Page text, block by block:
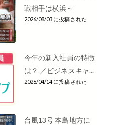
戦相手は横浜～
2026/08/03 に投稿された
今年の新入社員の特徴
は？ ／ビジネスキャ...
2026/04/14 に投稿された
台風13号 本島地方に